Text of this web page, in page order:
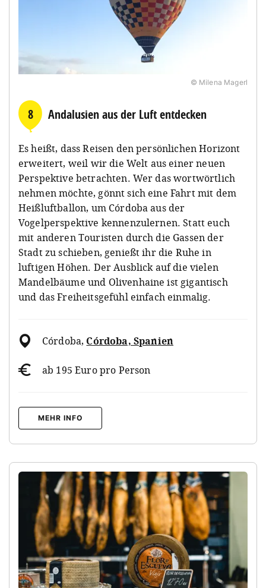
© Milena Magerl
8 Andalusien aus der Luft entdecken
Es heißt, dass Reisen den persönlichen Horizont
erweitert, weil wir die Welt aus einer neuen
Perspektive betrachten. Wer das wortwörtlich
nehmen möchte, gönnt sich eine Fahrt mit dem
Heißluftballon, um Córdoba aus der
Vogelperspektive kennenzulernen. Statt euch
mit anderen Touristen durch die Gassen der
Stadt zu schieben, genießt ihr die Ruhe in
luftigen Höhen. Der Ausblick auf die vielen
Mandelbäume und Olivenhaine ist gigantisch
und das Freiheitsgefühl einfach einmalig.
Córdoba, Córdoba, Spanien
ab 195 Euro pro Person
MEHR INFO